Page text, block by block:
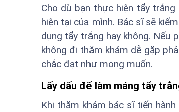
Cho dù bạn thực hiện tẩy
hiện tại của mình. Bác sĩ sẽ
dụng tẩy trắng hay không. Nếu
không đi thăm khám dễ gặp
chắc đạt như mong muốn.
Lấy dấu để làm máng tẩy
Khi thăm khám bác sĩ tiến